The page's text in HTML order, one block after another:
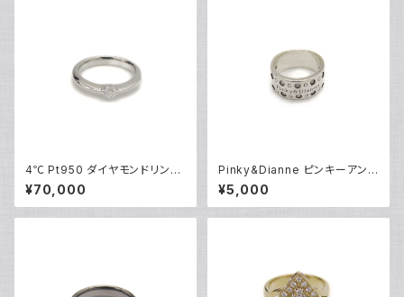
4℃ Pt950 ダイヤモンドリング
[True Love] プラチナ 指輪 8
号 Y05242
¥70,000
Pinky&Dianne ピンキーアンド
ダイアン シルバーリング 指輪 9
号 Y04624
¥5,000